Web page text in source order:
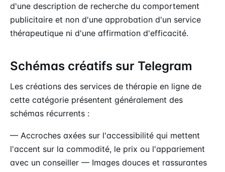
d'une description de recherche du comportement
publicitaire et non d'une approbation d'un service
thérapeutique ni d'une affirmation d'efficacité.
Schémas créatifs sur Telegram
Les créations des services de thérapie en ligne de
cette catégorie présentent généralement des
schémas récurrents :
— Accroches axées sur l'accessibilité qui mettent
l'accent sur la commodité, le prix ou l'appariement
avec un conseiller — Images douces et rassurantes